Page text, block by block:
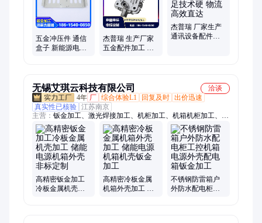
工、cnc零部件定制、cnc零部件加工、精密零件定制、机加工、
自动化零件加工、非标零部件加工、工程机械零部件加工、电子
元件零部件加工、cnc精密零部件定制、cnc精密零部件加工、齿
轮轴件加工
五金冲压件 通信
盒子 新能源电源
杰普瑞 生产厂家
五金配件加工 交
杰普瑞 厂家生产
通讯设备配件加
无锡艾琪云科技有限公司
洽谈
4年 厂 综合体验L1 回复及时 出价迅速
真实性已核验 江苏南京
主营： 钣金加工、激光焊接加工、机柜加工、机箱机柜加工、机
箱外壳加工、激光焊接
高精密钣金加工
冷板金属机壳加
高精密冷板金属
机箱外壳加工 储
不锈钢防雷箱户
外防水配电柜工